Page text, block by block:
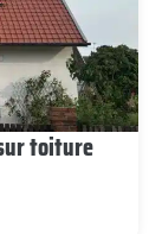
toiture